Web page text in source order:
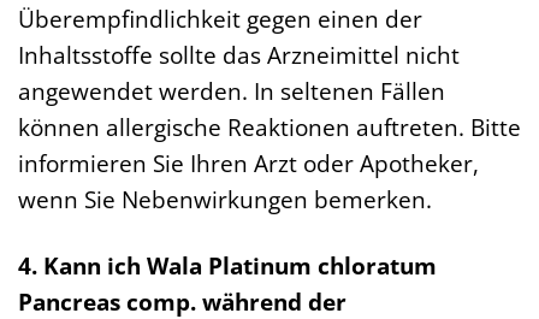
Überempfindlichkeit gegen einen der
Inhaltsstoffe sollte das Arzneimittel nicht
angewendet werden. In seltenen Fällen
können allergische Reaktionen auftreten. Bitte
informieren Sie Ihren Arzt oder Apotheker,
wenn Sie Nebenwirkungen bemerken.
4. Kann ich Wala Platinum chloratum
Pancreas comp. während der